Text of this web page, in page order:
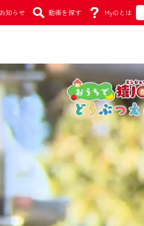
知らせ 動画を探す MyiDとは